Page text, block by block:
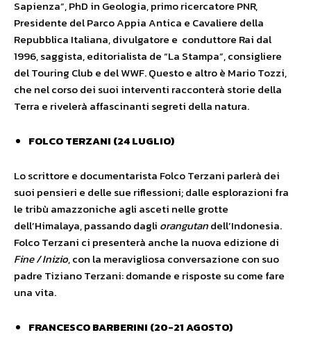
Sapienza”, PhD in Geologia, primo ricercatore PNR,
Presidente del Parco Appia Antica e Cavaliere della
Repubblica Italiana, divulgatore e conduttore Rai dal
1996, saggista, editorialista de “La Stampa”, consigliere
del Touring Club e del WWF. Questo e altro è Mario Tozzi,
che nel corso dei suoi interventi racconterà storie della
Terra e rivelerà affascinanti segreti della natura.
FOLCO TERZANI (24 LUGLIO)
Lo scrittore e documentarista Folco Terzani parlerà dei
suoi pensieri e delle sue riflessioni; dalle esplorazioni fra
le tribù amazzoniche agli asceti nelle grotte
dell’Himalaya, passando dagli orangutandell’Indonesia.
Folco Terzani ci presenterà anche la nuova edizione di
Fine / Inizio, con la meravigliosa conversazione con suo
padre Tiziano Terzani: domande e risposte su come fare
una vita.
FRANCESCO BARBERINI (20-21 AGOSTO)